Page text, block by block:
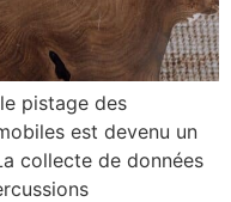
pistage des
est devenu un
collecte de données